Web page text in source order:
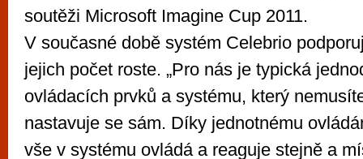
soutěži Microsoft Imagine Cup 2011.
V současné době systém Celebrio
jejich počet roste. „Pro nás je typická
ovládacích prvků a systému, který
nastavuje se sám. Díky jednotnému
vše v systému ovládá a reaguje stejně a